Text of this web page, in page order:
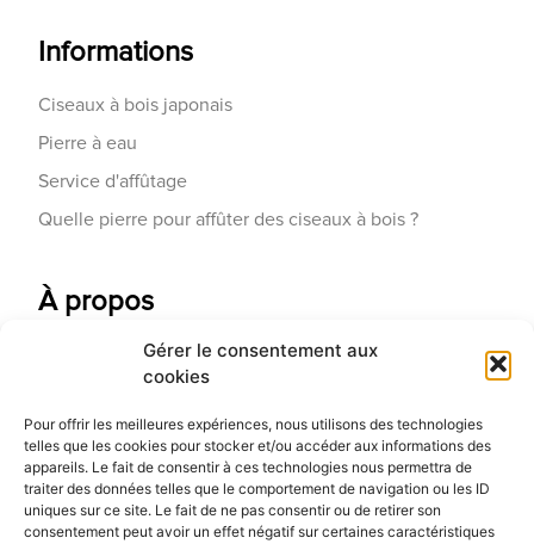
Gérer le consentement aux
cookies
Pour offrir les meilleures expériences, nous utilisons des technologies
telles que les cookies pour stocker et/ou accéder aux informations des
appareils. Le fait de consentir à ces technologies nous permettra de
traiter des données telles que le comportement de navigation ou les ID
uniques sur ce site. Le fait de ne pas consentir ou de retirer son
consentement peut avoir un effet négatif sur certaines caractéristiques
Informations
Ciseaux à bois japonais
Pierre à eau
Service d'affûtage
Quelle pierre pour affûter des ciseaux à bois ?
À propos
Contactez-nous
Qui sommes-nous
Blog